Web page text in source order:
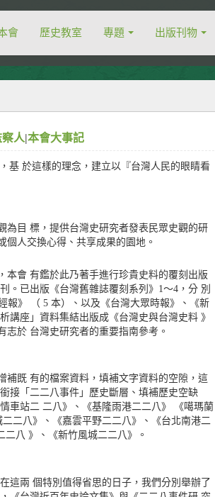
會 歷史教室 專題 出版刊物
人|本會大事記
於這樣的理念，建立以『台灣人民的眼睛看
為目 標，提供台灣史研究者發表民眾史觀的研
人交換心得、共享成果的園地。
本會 有鑑於此乃著手進行珍貴史料的覆刻出版
。已出版《台灣舊雜誌覆刻系列》1～4，分 別
報》 （ 5 本）、以及《台灣大眾時報》、《新
講座」資料集結出版成《台灣史與台灣史料 》
志於 台灣史研究者的重要指南參考。
補既 有的檔案資料，填補文字資料的空隙，這
接「二二八事件」歷史斷層、填補歷史空缺
車站二 二八》、《基隆雨港二二八》 《噶瑪蘭
二八》、《嘉雲平野二二八》、《台北南港二
八 》、《新竹風城二二八》。
這兩 個特別值得省思的日子，我們分別舉辦了